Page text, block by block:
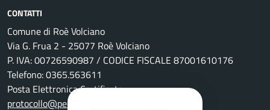
CONTATTI
Comune di Roè Volciano
Via G. Frua 2 - 25077 Roè Volciano
P. IVA: 00726590987 / CODICE FISCALE 87001610176
Telefono: 0365.563611
Posta Elettronica Certificata:
protocollo@pec.comune.roevolciano.bs.it